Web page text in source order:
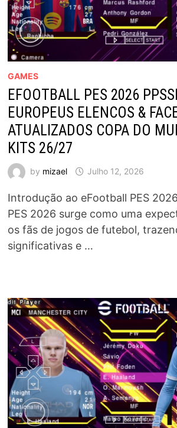
GAMES
EFOOTBALL PES 2026
EUROPEUS ELENCOS &
ATUALIZADOS COPA DO
KITS 26/27
by mizael Julho 12, 2026
Introdução ao eFootball PES
PES 2026 surge como uma
os fãs de jogos de futebol,
significativas e …